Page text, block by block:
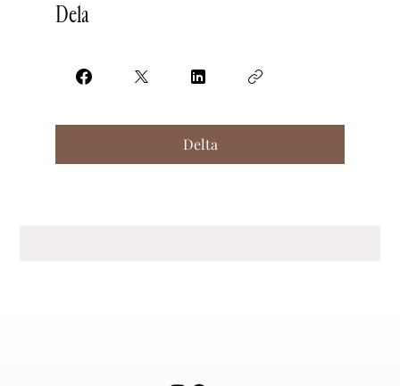
Dela
Delta